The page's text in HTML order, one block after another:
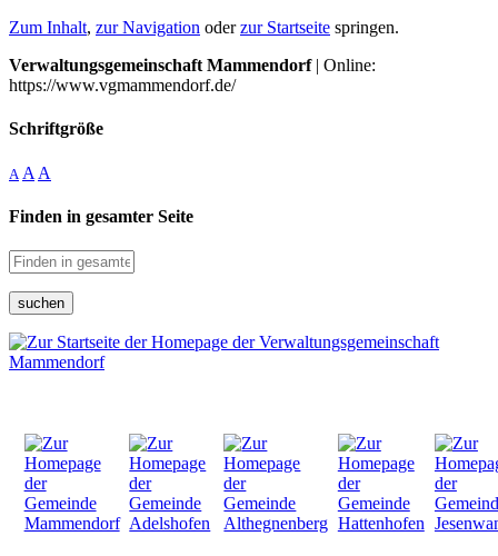
Zum Inhalt, zur Navigation oderzur Startseite springen.
Verwaltungsgemeinschaft Mammendorf| Online:
https://www.vgmammendorf.de/
Schriftgröße
A A A
Finden in gesamter Seite
suchen